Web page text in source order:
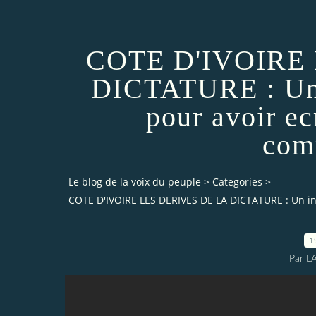
COTE D'IVOIRE
DICTATURE :
pour avoir
Le blog de la voix du peuple > Categories >
COTE D'IVOIRE LES DERIVES DE LA DICTATURE :
Par